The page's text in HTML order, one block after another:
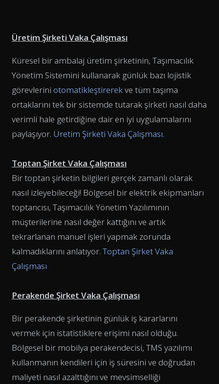
Üretim Şirketi Vaka Çalışması
Küresel bir ambalaj üretim şirketinin, Taşımacılık
Yönetim Sistemini kullanarak günlük bazı lojistik
görevlerini otomatikleştirerekve tüm taşıma
ortaklarını tek bir sistemde tutarak şirketi nasıl daha
verimli hale getirdiğine dair en iyi uygulamalarını
paylaşıyor. Üretim Şirketi Vaka Çalışması.
Toptan Şirket Vaka Çalışması
Bir toptan şirketin bilgileri gerçek zamanlı olarak
nasıl izleyebileceği! Bölgesel bir elektrik ekipmanları
toptancısı, Taşımacılık Yönetim Yazılımının
müşterilerine nasıl değer kattığını ve artık
tekrarlanan manuel işleri yapmak zorunda
kalmadıklarını anlatıyor. Toptan Şirket Vaka
Çalışması
Perakende Şirket Vaka Çalışması
Bir perakende şirketinin günlük iş kararlarını
vermek için istatistiklere erişimi nasıl olduğu.
Bölgesel bir mobilya perakendecisi, TMS yazılımı
kullanmanın kendileri için iş süresini ve doğrudan
maliyeti nasıl azalttığını ve mevsimselliği